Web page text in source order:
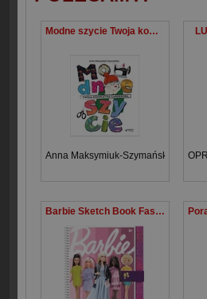
Modne szycie Twoja kompletna garderoba
Anna Maksymiuk-Szymańska
Barbie Sketch Book Fashion Look Book